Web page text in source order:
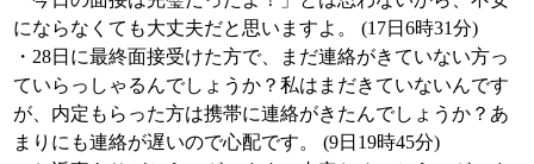
にならなくても大丈夫だと思いますよ。 (17日6時31分)
・28日に最終面接受けた方で、まだ連絡がきていない方っ
ていらっしゃるんでしょうか？私はまだきていないんです
が、内定もらった方は携帯に連絡がきたんでしょうか？あ
まりにも連絡が遅いので心配です。 (9日19時45分)